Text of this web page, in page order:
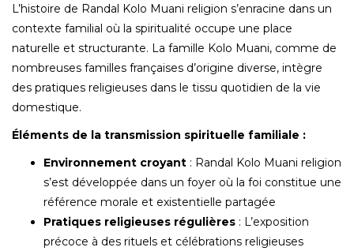
L’histoire de Randal Kolo Muani religion s’enracine dans un
contexte familial où la spiritualité occupe une place
naturelle et structurante. La famille Kolo Muani, comme de
nombreuses familles françaises d’origine diverse, intègre
des pratiques religieuses dans le tissu quotidien de la vie
domestique.
Éléments de la transmission spirituelle familiale :
Environnement croyant : Randal Kolo Muani religion
s’est développée dans un foyer où la foi constitue une
référence morale et existentielle partagée
Pratiques religieuses régulières : L’exposition
précoce à des rituels et célébrations religieuses